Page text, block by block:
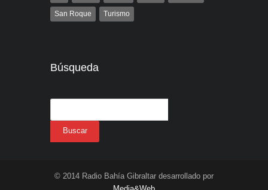
San Roque Turismo
Búsqueda
© 2014 Radio Bahía Gibraltar desarrollado por